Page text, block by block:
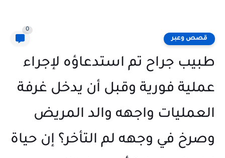
قصص وعبر
0
طبيب جراح تم استدعاؤه لإجراء
عملية فورية وقبل أن يدخل غرفة
العمليات واجهه والد المريض
وصرخ في وجهه لم التأخر؟ إن حياة